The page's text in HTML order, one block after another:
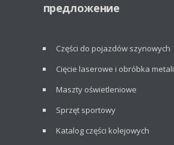
предложение
Części do pojazdów szynowych
Cięcie laserowe i obróbka metali
Maszty oświetleniowe
Sprzęt sportowy
Katalog części kolejowych